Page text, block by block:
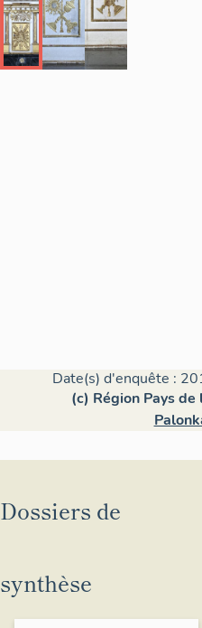
Date(s) d'enquête :
(c) Région Pays
Dossiers de
synthèse